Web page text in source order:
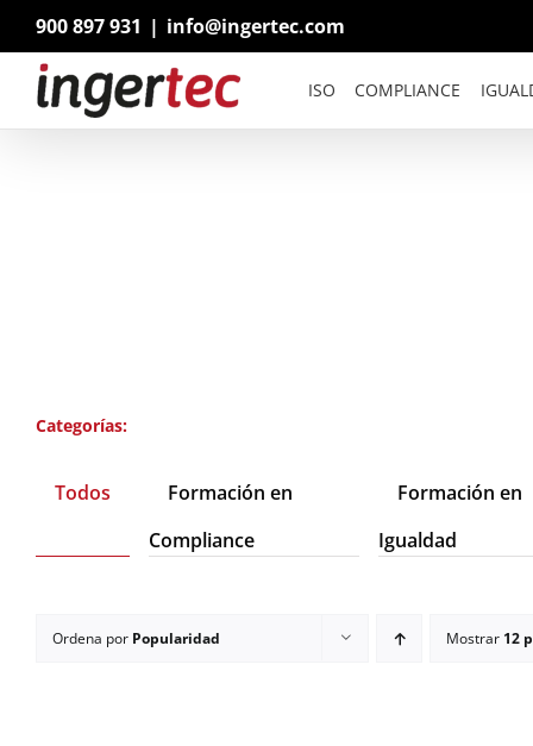
contenido
900 897 931 | info@ingertec.com
ISO COMPLIANCE
Categorías:
Todos
Formación en
Compliance
Formación en
Igualdad
Ordena por Popularidad Mostrar 12